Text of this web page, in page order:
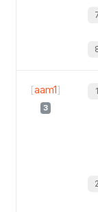
[aam1]
3